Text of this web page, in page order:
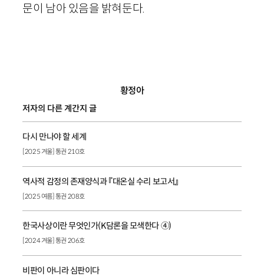
문이 남아 있음을 밝혀둔다.
황정아
저자의 다른 계간지 글
다시 만나야 할 세계
[2025 겨울] 통권 210호
역사적 감정의 존재양식과 『대온실 수리 보고서』
[2025 여름] 통권 208호
한국사상이란 무엇인가(K담론을 모색한다 ④)
[2024 겨울] 통권 206호
비판이 아니라 심판이다